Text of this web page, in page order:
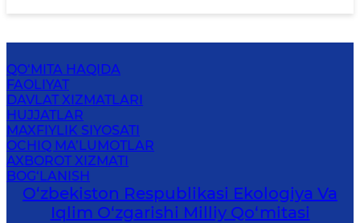
QO‘MITA HAQIDA
FAOLIYAT
DAVLAT XIZMATLARI
HUJJATLAR
MAXFIYLIK SIYOSATI
OCHIQ MA’LUMOTLAR
AXBOROT XIZMATI
BOG‘LANISH
O‘zbekiston Respublikasi Ekologiya Va
Iqlim O‘zgarishi Milliy Qo‘mitasi